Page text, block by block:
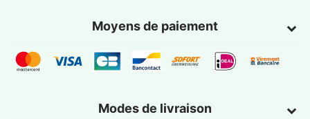
Moyens de paiement
Modes de livraison